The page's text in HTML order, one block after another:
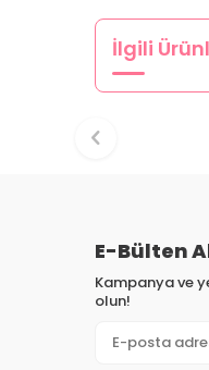
İlgili
E-Bülten
Kampanya ve
olun!